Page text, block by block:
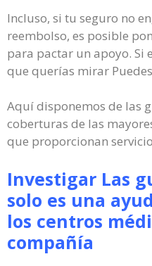
Incluso, si tu seguro no
reembolso, es posible
para pactar un apoyo. Si
que querías mirar
Aquí disponemos de las
coberturas de las
que proporcionan
Investigar Las
solo es una
los centros
compañía